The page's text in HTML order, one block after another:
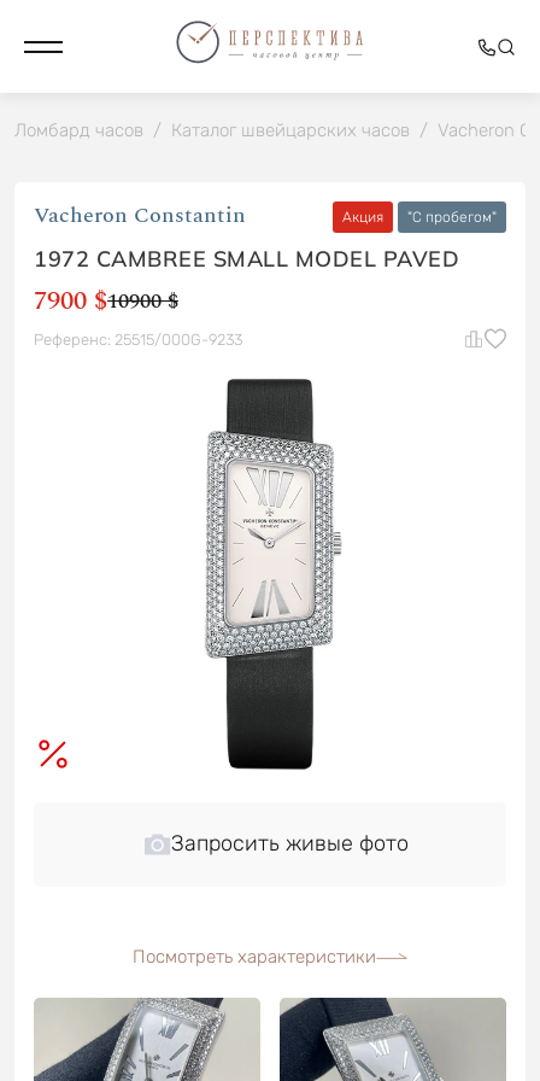
Ломбард часов / Каталог швейцарских часов / Vacheron
Vacheron Constantin Акция "C пробегом"
1972 CAMBREE SMALL MODEL PAVED
7900 $10900 $
Референс: 25515/000G-9233
Запросить живые фото
Посмотреть характеристики